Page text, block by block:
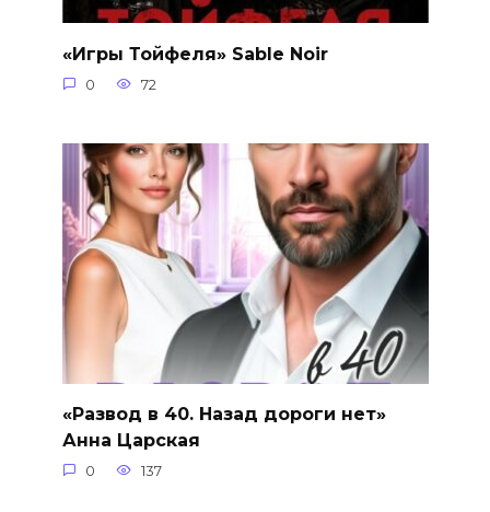
«Игры Тойфеля» Sable Noir
0 72
«Развод в 40. Назад дороги нет»
Анна Царская
0 137